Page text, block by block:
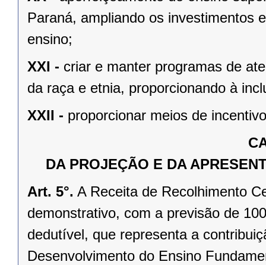
Paraná, ampliando os investimentos
ensino;
XXI - criar e manter programas de
da raça e etnia, proporcionando à
XXII - proporcionar meios de
DA PROJEÇÃO E DA
Art. 5°. A Receita de Recolhimento
demonstrativo, com a previsão de
dedutível, que representa a
Desenvolvimento do Ensino